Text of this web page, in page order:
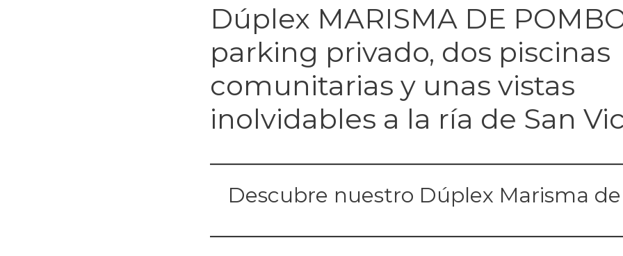
Dúplex MARISMA DE
parking privado, dos piscinas
comunitarias y unas vistas
inolvidables a la ría de San
Descubre nuestro Dúplex Marisma